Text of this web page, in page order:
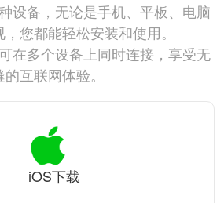
设备，无论是手机、平板、电脑
您都能轻松安装和使用。
在多个设备上同时连接，享受无
的互联网体验。
iOS下载